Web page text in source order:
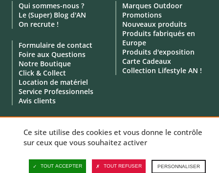
Qui sommes-nous ?
Le (Super) Blog d'AN
On recrute !
Formulaire de contact
Foire aux Questions
Notre Boutique
Click & Collect
Location de matériel
Service Professionnels
Avis clients
Marques Outdoor
Promotions
Nouveaux produits
Produits fabriqués en
Europe
Produits d'exposition
Carte Cadeaux
Collection Lifestyle AN !
Données personnelles- Politique de cookies- Gérer vos cookies
Ce site utilise des cookies et vous donne le contrôle
sur ceux que vous souhaitez activer
TOUT ACCEPTER TOUT REFUSER PERSONNALISER